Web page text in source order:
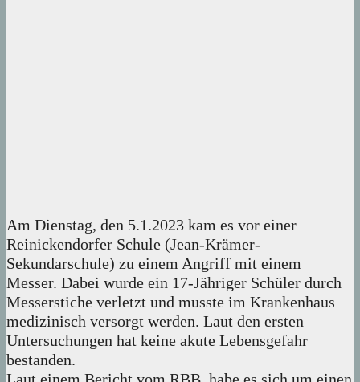
Am Dienstag, den 5.1.2023 kam es vor einer
Reinickendorfer Schule (Jean-Krämer-
Sekundarschule) zu einem Angriff mit einem
Messer. Dabei wurde ein 17-Jähriger Schüler durch
Messerstiche verletzt und musste im Krankenhaus
medizinisch versorgt werden. Laut den ersten
Untersuchungen hat keine akute Lebensgefahr
bestanden.